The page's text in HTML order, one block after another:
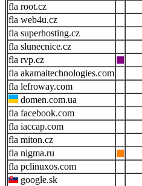
root.cz
web4u.cz
superhosting.cz
slunecnice.cz
rvp.cz
akamaitechnologies.com
lefroway.com
domen.com.ua
facebook.com
iaccap.com
miton.cz
nigma.ru
pclinuxos.com
google.sk